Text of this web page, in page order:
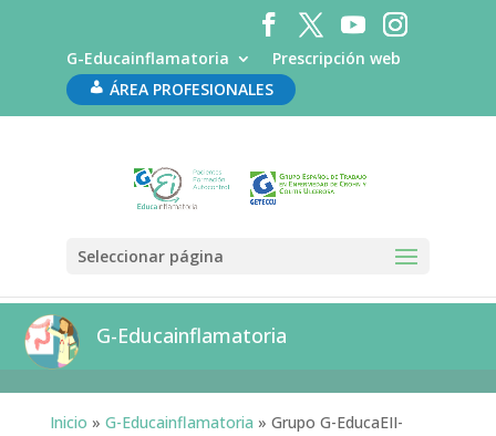
G-Educainflamatoria
Prescripción web
ÁREA PROFESIONALES
Seleccionar página
G-Educainflamatoria
Inicio » G-Educainflamatoria » Grupo G-EducaEII-